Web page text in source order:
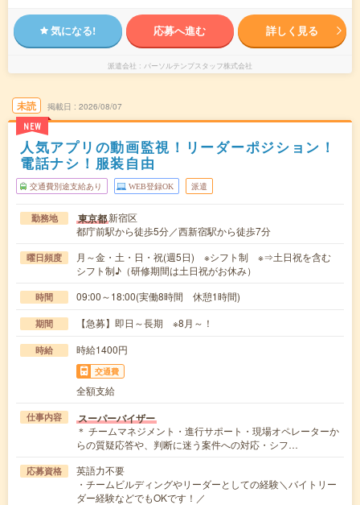
気になる! 応募へ進む 詳しく見る
派遣会社 パーソルテンプスタッフ株式会社
未読
NEW
掲載日 2026/08/07
人気アプリの動画監視！リーダーポジション！
電話ナシ！服装自由
交通費別途支給あり WEB登録OK 派遣
勤務地 東京都新宿区
都庁前駅から徒歩5分／西新宿駅から徒歩7分
曜日頻度
月～金・土・日・祝(週5日) ※シフト制 ※⇒土日祝を含む
シフト制♪（研修期間は土日祝がお休み）
時間 09:00～18:00(実働8時間 休憩1時間)
期間 【急募】即日～長期 ※8月～！
時給 時給1400円
交通費
全額支給
仕事内容 スーパーバイザー
＊ チームマネジメント・進行サポート・現場オペレーターか
らの質疑応答や、判断に迷う案件への対応・シフ…
応募資格
英語力不要
・チームビルディングやリーダーとしての経験＼バイトリー
ダー経験などでもOKです！／